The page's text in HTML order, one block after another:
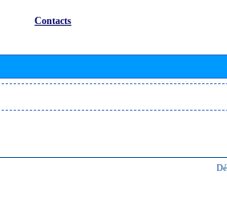
Contacts